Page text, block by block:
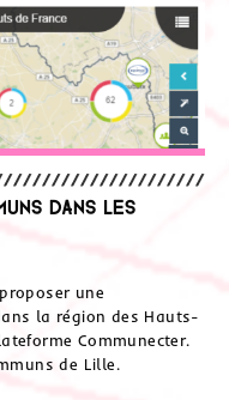
dans les
une
la région des Hauts-
Communecter.
de Lille.